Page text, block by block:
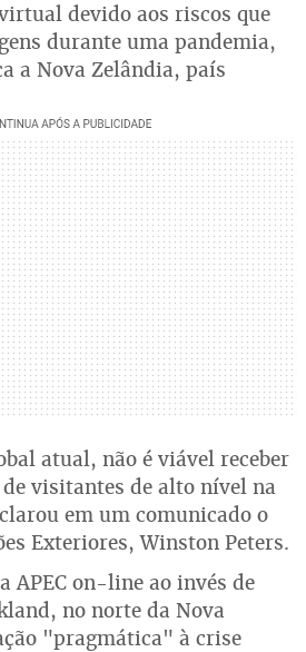
devido aos riscos que
durante uma pandemia,
a Nova Zelândia, país
atual, não é viável receber
visitantes de alto nível na
em um comunicado o
Exteriores, Winston Peters.
APEC on-line ao invés de
no norte da Nova
"pragmática" à crise